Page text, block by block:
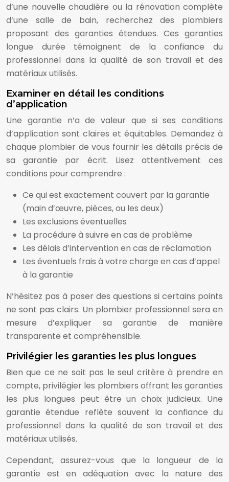
d’une nouvelle chaudière ou la rénovation complète
d’une salle de bain, recherchez des plombiers
proposant des garanties étendues. Ces garanties
longue durée témoignent de la confiance du
professionnel dans la qualité de son travail et des
matériaux utilisés.
Examiner en détail les conditions
d’application
Une garantie n’a de valeur que si ses conditions
d’application sont claires et équitables. Demandez à
chaque plombier de vous fournir les détails précis de
sa garantie par écrit. Lisez attentivement ces
conditions pour comprendre :
Ce qui est exactement couvert par la garantie
(main d’œuvre, pièces, ou les deux)
Les exclusions éventuelles
La procédure à suivre en cas de problème
Les délais d’intervention en cas de réclamation
Les éventuels frais à votre charge en cas d’appel
à la garantie
N’hésitez pas à poser des questions si certains points
ne sont pas clairs. Un plombier professionnel sera en
mesure d’expliquer sa garantie de manière
transparente et compréhensible.
Privilégier les garanties les plus longues
Bien que ce ne soit pas le seul critère à prendre en
compte, privilégier les plombiers offrant les garanties
les plus longues peut être un choix judicieux. Une
garantie étendue reflète souvent la confiance du
professionnel dans la qualité de son travail et des
matériaux utilisés.
Cependant, assurez-vous que la longueur de la
garantie est en adéquation avec la nature des